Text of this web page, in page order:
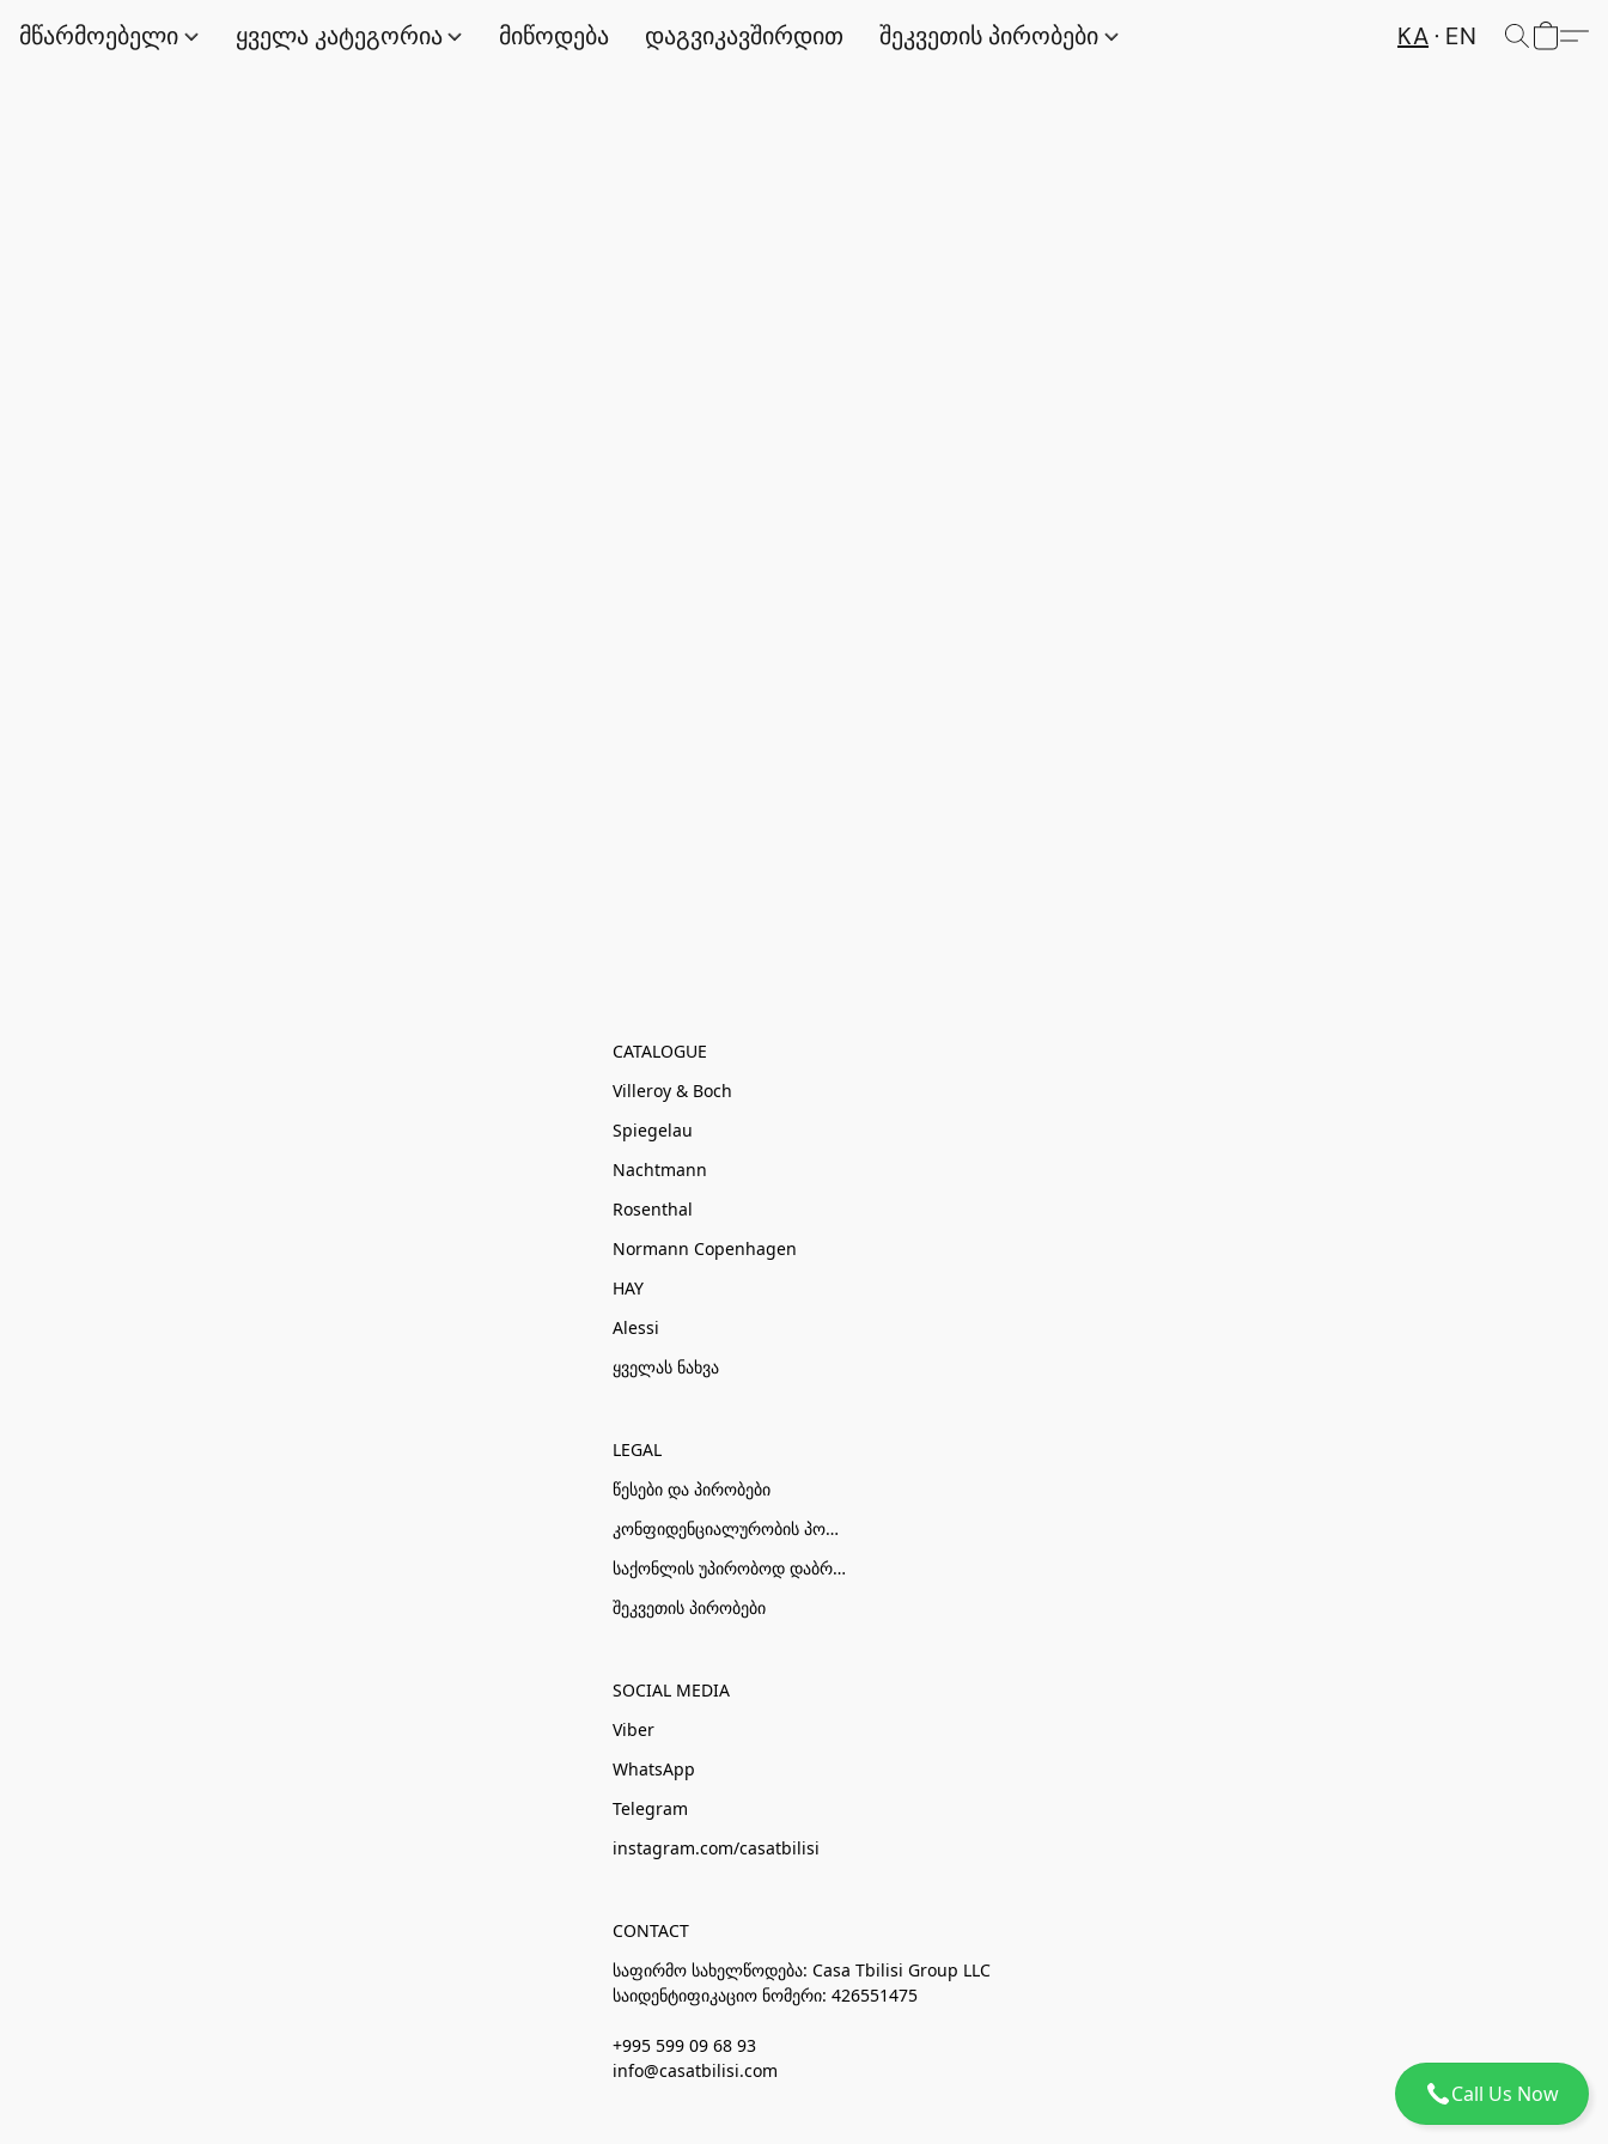
Call Us Now
მწარმოებელი ყველა კატეგორია მიწოდება დაგვიკავშირდით შეკვეთის პირობები KA EN
CATALOGUE
Villeroy & Boch
Spiegelau
Nachtmann
Rosenthal
Normann Copenhagen
HAY
Alessi
ყველას ნახვა
LEGAL
წესები და პირობები
კონფიდენციალურობის პოლიტიკა
საქონლის უპირობოდ დაბრუნების პირობები
შეკვეთის პირობები
SOCIAL MEDIA
Viber
WhatsApp
Telegram
instagram.com/casatbilisi
CONTACT
საფირმო სახელწოდება: Casa Tbilisi Group LLC
საიდენტიფიკაციო ნომერი: 426551475
+995 599 09 68 93
info@casatbilisi.com